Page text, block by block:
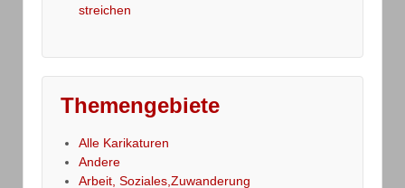
streichen
Themengebiete
Alle Karikaturen
Andere
Arbeit, Soziales,Zuwanderung